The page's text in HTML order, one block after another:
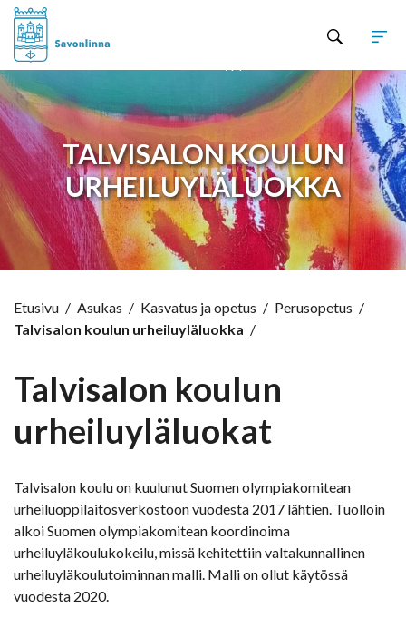
TALVISALON KOULUN
URHEILUYLÄLUOKKA
Etusivu / Asukas / Kasvatus ja opetus / Perusopetus /
Talvisalon koulun urheiluyläluokka /
Talvisalon koulun
urheiluyläluokat
Talvisalon koulu on kuulunut Suomen olympiakomitean
urheiluoppilaitosverkostoon vuodesta 2017 lähtien. Tuolloin
alkoi Suomen olympiakomitean koordinoima
urheiluyläkoulukokeilu, missä kehitettiin valtakunnallinen
urheiluyläkoulutoiminnan malli. Malli on ollut käytössä
vuodesta 2020.